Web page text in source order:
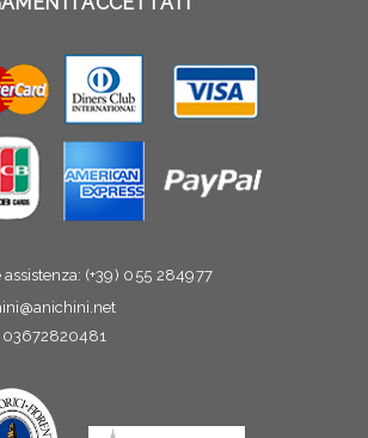
assistenza: (+39) 055 284977
03672820481